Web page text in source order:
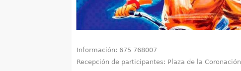
uInformación: 675 768007
Recepción de participantes: Plaza de la Coronación